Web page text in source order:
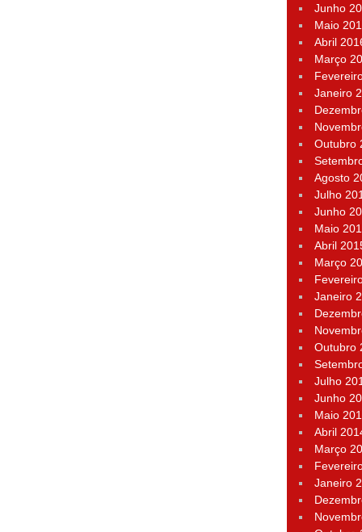
Junho
Maio
Abril
Março
Janeiro
Outubro
Agosto
Julho
Junho
Maio
Abril
Março
Janeiro
Outubro
Julho
Junho
Maio
Abril
Março
Janeiro